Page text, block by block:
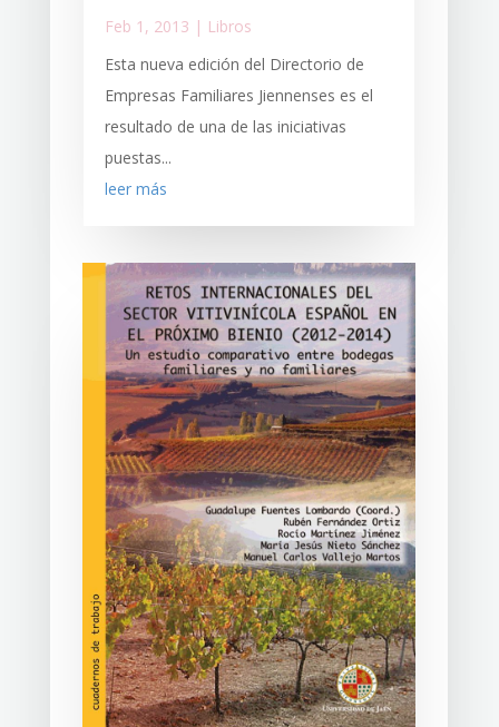
Feb 1, 2013 | Libros
Esta nueva edición del Directorio de
Empresas Familiares Jiennenses es el
resultado de una de las iniciativas
puestas...
leer más